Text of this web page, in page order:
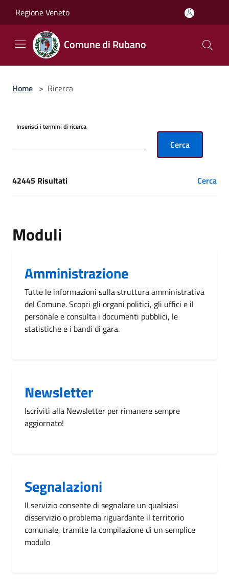
Regione Veneto
Comune di Rubano
Home > Ricerca
Inserisci i termini di ricerca
Cerca
[results] Risultati
42445 Risultati Cerca
Moduli
Amministrazione
Tutte le informazioni sulla struttura amministrativa
del Comune. Scopri gli organi politici, gli uffici e il
personale e consulta i documenti pubblici, le
statistiche e i bandi di gara.
Newsletter
Iscriviti alla Newsletter per rimanere sempre
aggiornato!
Segnalazioni
Il servizio consente di segnalare un qualsiasi
disservizio o problema riguardante il territorio
comunale, tramite la compilazione di un semplice
modulo